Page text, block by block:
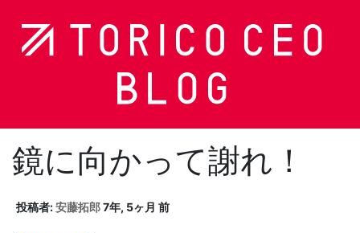
鏡に向かって謝れ！
投稿者:安藤拓郎7年, 5ヶ月 前